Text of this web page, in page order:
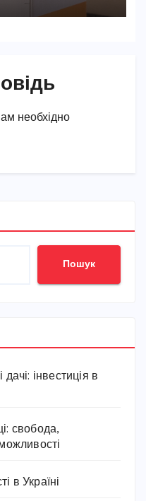
необхідно
Пошук
інвестиція в
свобода,
в Україні